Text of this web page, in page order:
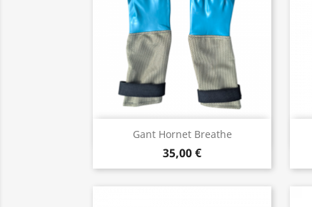
Gant Hornet Breathe
35,00 €
Aperçu rapide